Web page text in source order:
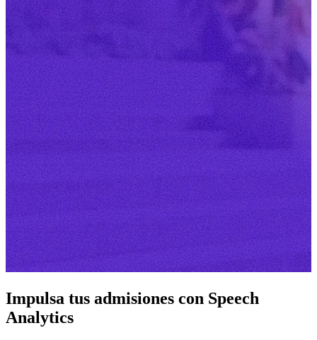
Impulsa tus admisiones con Speech
Analytics